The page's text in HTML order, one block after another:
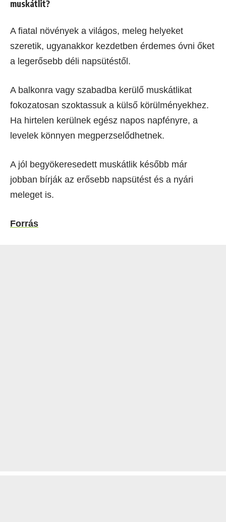
muskátlit?
A fiatal növények a világos, meleg helyeket
szeretik, ugyanakkor kezdetben érdemes óvni őket
a legerősebb déli napsütéstől.
A balkonra vagy szabadba kerülő muskátlikat
fokozatosan szoktassuk a külső körülményekhez.
Ha hirtelen kerülnek egész napos napfényre, a
levelek könnyen megperzselődhetnek.
A jól begyökeresedett muskátlik később már
jobban bírják az erősebb napsütést és a nyári
meleget is.
Forrás